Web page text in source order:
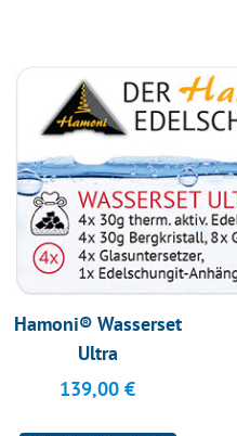
Hamoni® Wasserset
Ultra
139,00 €